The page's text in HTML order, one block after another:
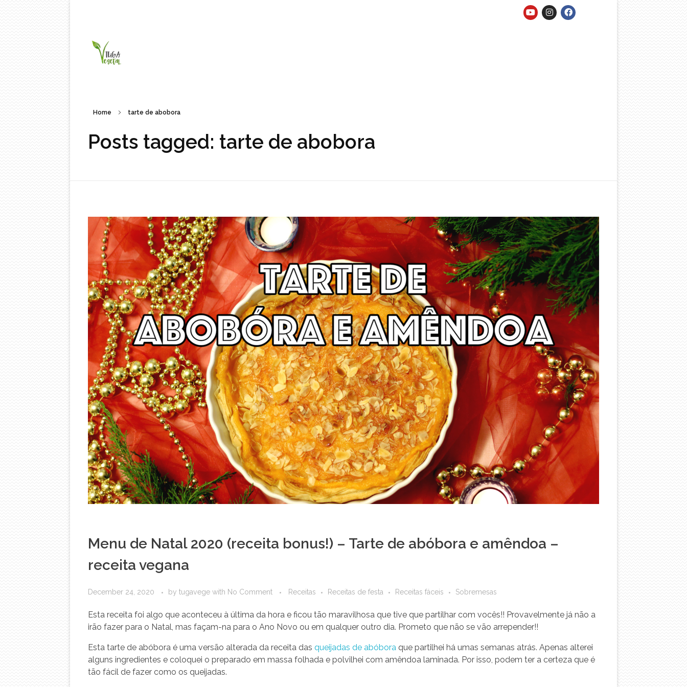
Home tarte de abobora
Posts tagged: tarte de abobora
Menu de Natal 2020 (receita bonus!) – Tarte de abóbora e amêndoa –
receita vegana
December 24, 2020 by tugavege with No Comment Receitas Receitas de festa Receitas fáceis Sobremesas
Esta receita foi algo que aconteceu à última da hora e ficou tão maravilhosa que tive que partilhar com vocês!! Provavelmente já não a
irão fazer para o Natal, mas façam-na para o Ano Novo ou em qualquer outro dia. Prometo que não se vão arrepender!!
Esta tarte de abóbora é uma versão alterada da receita das queijadas de abóbora que partilhei há umas semanas atrás. Apenas alterei
alguns ingredientes e coloquei o preparado em massa folhada e polvilhei com amêndoa laminada. Por isso, podem ter a certeza que é
tão fácil de fazer como os queijadas.